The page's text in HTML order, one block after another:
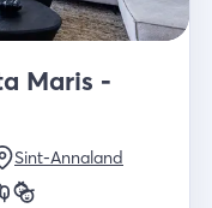
Maris -
Sint-Annaland